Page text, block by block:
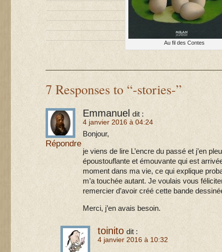
Au fil des Contes
7 Responses to “-stories-”
Emmanuel dit :
4 janvier 2016 à 04:24
Bonjour,
je viens de lire L’encre du passé et j’en
époustouflante et émouvante qui est
moment dans ma vie, ce qui explique
m’a touchée autant. Je voulais vous
remercier d’avoir créé cette bande
Merci, j’en avais besoin.
Répondre
toinito dit :
4 janvier 2016 à 10:32